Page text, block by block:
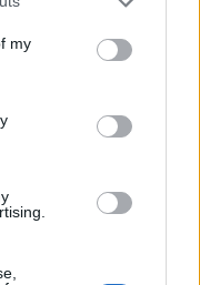
You may click to
third-party tags to
in below Google
my